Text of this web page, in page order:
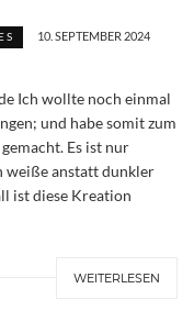
10. SEPTEMBER 2024
Ich wollte noch einmal
und habe somit zum
Es ist nur
weiße anstatt dunkler
ist diese Kreation
WEITERLESEN